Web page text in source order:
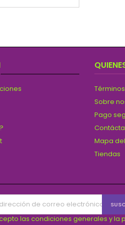
Sobre
Pago
Mapa
Tiendas
las condiciones generales y la